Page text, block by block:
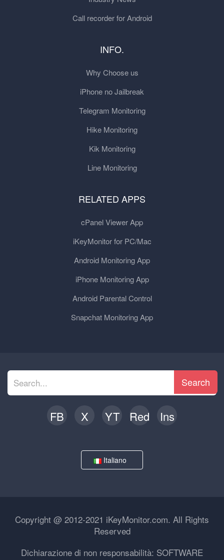
Call recorder for Android
INFO.
Why Choose us
iPhone no Jailbreak
Telegram Monitoring
Hike Monitoring
Kik Monitoring
Line Monitoring
RELATED APPS
cPanel Viewer App
iKeyMonitor for PC/Mac
Android Monitoring App
iPhone Monitoring App
Android Parental Control
Snapchat Monitoring App
Search
FB X YT Red Ins
Italiano
Copyright @ 2012-2021 iKeyMonitor.com. All Rights
Reserved
Dichiarazione di non responsabilità: SOFTWARE